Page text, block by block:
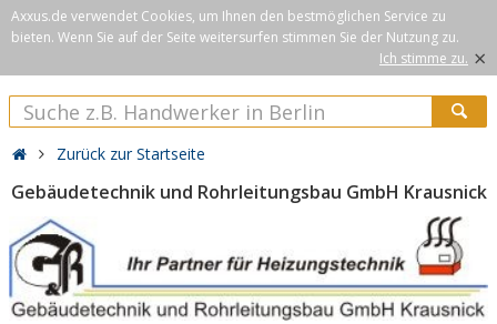
Axxus.de verwendet Cookies, um Ihnen den bestmöglichen Service zu
bieten. Wenn Sie auf der Seite weitersurfen stimmen Sie der Nutzung zu.
Ich stimme zu. ×
Zurück zur Startseite
Gebäudetechnik und Rohrleitungsbau GmbH Krausnick